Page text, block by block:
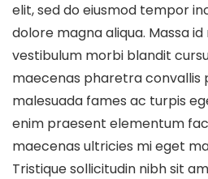
elit, sed do eiusmod tempor
dolore magna aliqua. Massa
vestibulum morbi blandit
maecenas pharetra convallis
malesuada fames ac turpis
enim praesent elementum
maecenas ultricies mi eget
Tristique sollicitudin nibh sit